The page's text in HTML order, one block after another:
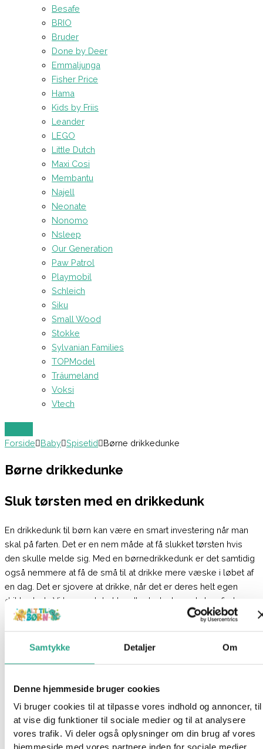
Samtykke Detaljer Om
Denne hjemmeside bruger cookies
Vi bruger cookies til at tilpasse vores indhold og annoncer, til
at vise dig funktioner til sociale medier og til at analysere
vores trafik. Vi deler også oplysninger om din brug af vores
Besafe
BRIO
Bruder
Done by Deer
Emmaljunga
Fisher Price
Hama
Kids by Friis
Leander
LEGO
Little Dutch
Maxi Cosi
Membantu
Najell
Neonate
Nonomo
Nsleep
Our Generation
Paw Patrol
Playmobil
Schleich
Siku
Small Wood
Stokke
Sylvanian Families
TOPModel
Träumeland
Voksi
Vtech
Forside Baby Spisetid Børne drikkedunke
Børne drikkedunke
Sluk tørsten med en drikkedunk
En drikkedunk til børn kan være en smart investering når man
skal på farten. Det er en nem måde at få slukket tørsten hvis
den skulle melde sig. Med en børnedrikkedunk er det samtidig
også nemmere at få de små til at drikke mere væske i løbet af
en dag. Det er sjovere at drikke, når det er deres helt egen
drikkedunk. Vi har samlet et bredt udvalg, hvor du kan finde
både store og små drikkedunke. Se udvalget her på siden af
På lager 1-3 hverdages levering
Done by Deer – Straw Bottle Tiny
Farm (Blue)